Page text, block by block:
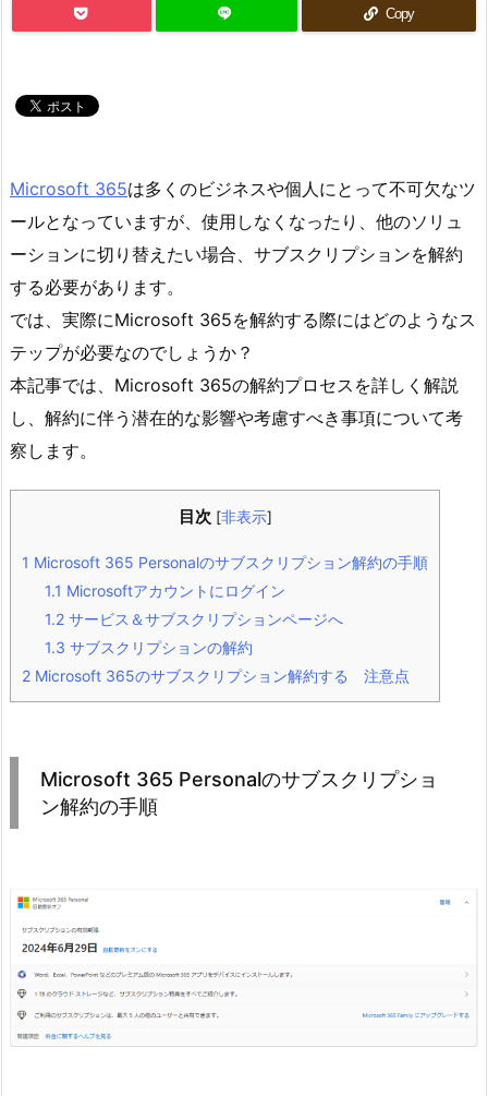
Copy
Microsoft 365は多くのビジネスや個人にとって不可欠なツ
ールとなっていますが、使用しなくなったり、他のソリュ
ーションに切り替えたい場合、サブスクリプションを解約
する必要があります。
では、実際にMicrosoft 365を解約する際にはどのようなス
テップが必要なのでしょうか？
本記事では、Microsoft 365の解約プロセスを詳しく解説
し、解約に伴う潜在的な影響や考慮すべき事項について考
察します。
目次 [非表示]
1 Microsoft 365 Personalのサブスクリプション解約の手順
1.1 Microsoftアカウントにログイン
1.2 サービス＆サブスクリプションページへ
1.3 サブスクリプションの解約
2 Microsoft 365のサブスクリプション解約する 注意点
Microsoft 365 Personalのサブスクリプショ
ン解約の手順